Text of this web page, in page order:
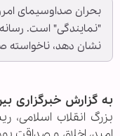
بحران صداوسیمای
"نمایندگی" است.
نشان دهد،
به گزارش خبرگزاری
بزرگ انقلاب اسلامی،